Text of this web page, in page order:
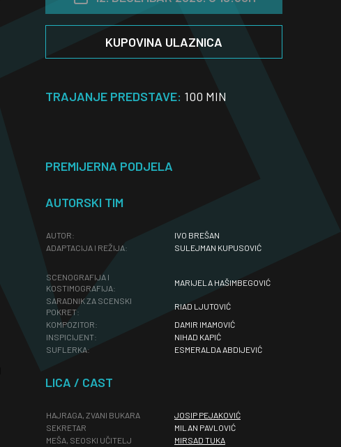
KUPOVINA ULAZNICA
TRAJANJE PREDSTAVE: 100 MIN
PREMIJERNA PODJELA
AUTORSKI TIM
AUTOR:
IVO BREŠAN
ADAPTACIJA I REŽIJA:
SULEJMAN KUPUSOVIĆ
SCENOGRAFIJA I
KOSTIMOGRAFIJA:
MARIJELA HAŠIMBEGOVIĆ
SARADNIK ZA SCENSKI
POKRET:
RIAD LJUTOVIĆ
KOMPOZITOR:
DAMIR IMAMOVIĆ
INSPICIJENT:
NIHAD KAPIĆ
SUFLERKA:
ESMERALDA ABDIJEVIĆ
LICA / CAST
HAJRAGA, ZVANI BUKARA
JOSIP PEJAKOVIĆ
SEKRETAR
MILAN PAVLOVIĆ
MEŠA, SEOSKI UČITELJ
MIRSAD TUKA